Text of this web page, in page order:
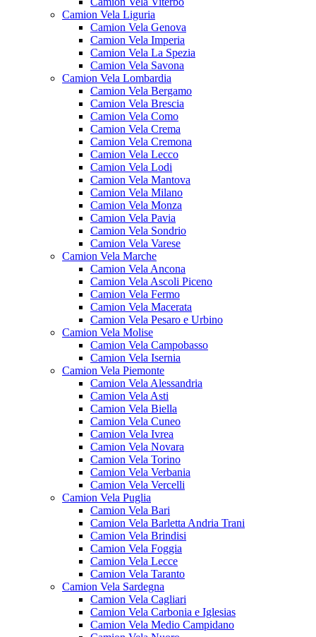
Camion Vela Liguria
Camion Vela Genova
Camion Vela Imperia
Camion Vela La Spezia
Camion Vela Savona
Camion Vela Lombardia
Camion Vela Bergamo
Camion Vela Brescia
Camion Vela Como
Camion Vela Crema
Camion Vela Cremona
Camion Vela Lecco
Camion Vela Lodi
Camion Vela Mantova
Camion Vela Milano
Camion Vela Monza
Camion Vela Pavia
Camion Vela Sondrio
Camion Vela Varese
Camion Vela Marche
Camion Vela Ancona
Camion Vela Ascoli Piceno
Camion Vela Fermo
Camion Vela Macerata
Camion Vela Pesaro e Urbino
Camion Vela Molise
Camion Vela Campobasso
Camion Vela Isernia
Camion Vela Piemonte
Camion Vela Alessandria
Camion Vela Asti
Camion Vela Biella
Camion Vela Cuneo
Camion Vela Ivrea
Camion Vela Novara
Camion Vela Torino
Camion Vela Verbania
Camion Vela Vercelli
Camion Vela Puglia
Camion Vela Bari
Camion Vela Barletta Andria Trani
Camion Vela Brindisi
Camion Vela Foggia
Camion Vela Lecce
Camion Vela Taranto
Camion Vela Sardegna
Camion Vela Cagliari
Camion Vela Carbonia e Iglesias
Camion Vela Medio Campidano